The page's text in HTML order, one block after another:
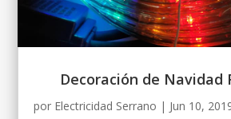
Decoración de Navidad
por Electricidad Serrano | Jun 10,